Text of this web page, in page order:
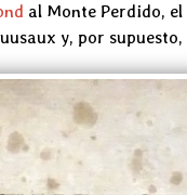
al Monte Perdido, el
y, por supuesto,